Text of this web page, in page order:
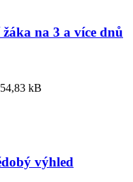
na 3 a více dnů
kB
výhled